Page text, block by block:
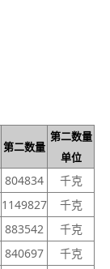
第二数量
第二数量
单位
804834
千克
1149827
千克
883542
千克
840697
千克